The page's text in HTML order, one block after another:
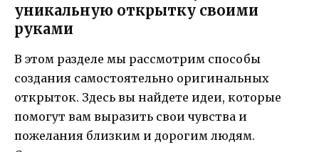
уникальную открытку своими
руками
В этом разделе мы рассмотрим способы
создания самостоятельно оригинальных
открыток. Здесь вы найдете идеи, которые
помогут вам выразить свои чувства и
пожелания близким и дорогим людям.